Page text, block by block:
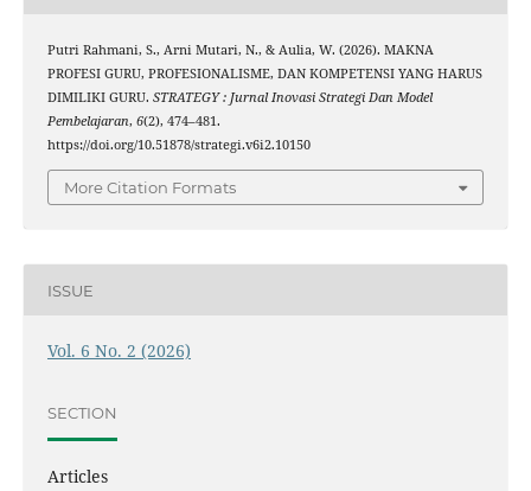
Putri Rahmani, S., Arni Mutari, N., & Aulia, W. (2026). MAKNA
PROFESI GURU, PROFESIONALISME, DAN KOMPETENSI YANG HARUS
DIMILIKI GURU. STRATEGY : Jurnal Inovasi Strategi Dan Model
Pembelajaran, 6(2), 474–481.
https://doi.org/10.51878/strategi.v6i2.10150
More Citation Formats
ISSUE
Vol. 6 No. 2 (2026)
SECTION
Articles